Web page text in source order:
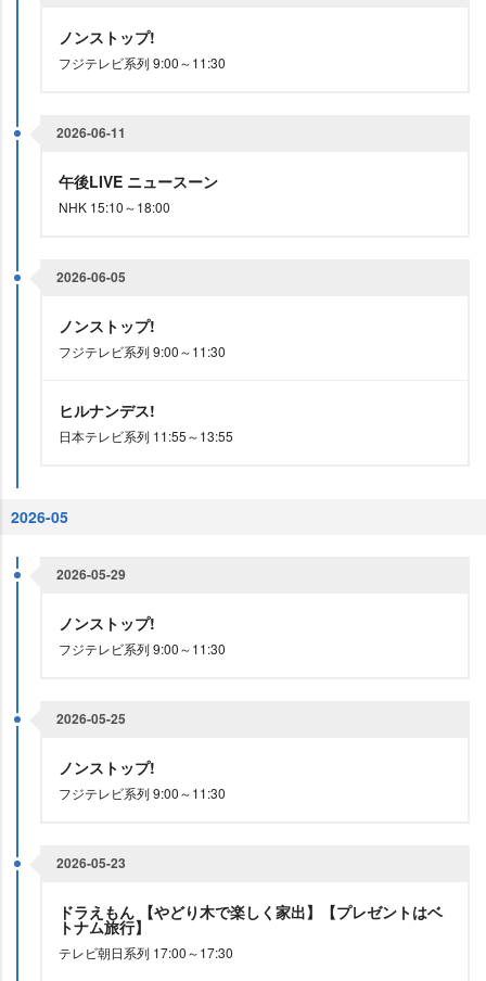
ノンストップ!
フジテレビ系列 9:00～11:30
2026-06-11
午後LIVE ニュースーン
NHK 15:10～18:00
2026-06-05
ノンストップ!
フジテレビ系列 9:00～11:30
ヒルナンデス!
日本テレビ系列 11:55～13:55
2026-05
2026-05-29
ノンストップ!
フジテレビ系列 9:00～11:30
2026-05-25
ノンストップ!
フジテレビ系列 9:00～11:30
2026-05-23
ドラえもん 【やどり木で楽しく家出】【プレゼントはベ
トナム旅行】
テレビ朝日系列 17:00～17:30